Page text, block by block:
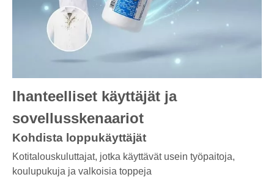
Ihanteelliset käyttäjät ja
sovellusskenaariot
Kohdista loppukäyttäjät
Kotitalouskuluttajat, jotka käyttävät usein työpaitoja,
koulupukuja ja valkoisia toppeja